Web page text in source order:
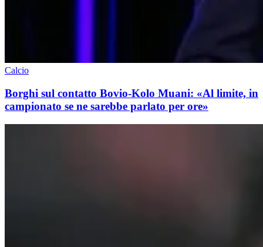
Calcio
Borghi sul contatto Bovio-Kolo Muani: «Al limite, in
campionato se ne sarebbe parlato per ore»